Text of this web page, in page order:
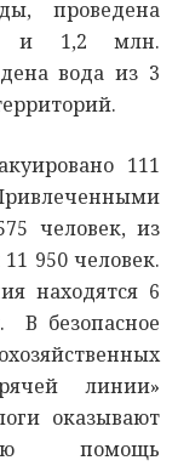
проведена
и 1,2 млн.
вода из 3
111
человек, из
950 человек.
находятся 6
В безопасное
линии»
оказывают
помощь